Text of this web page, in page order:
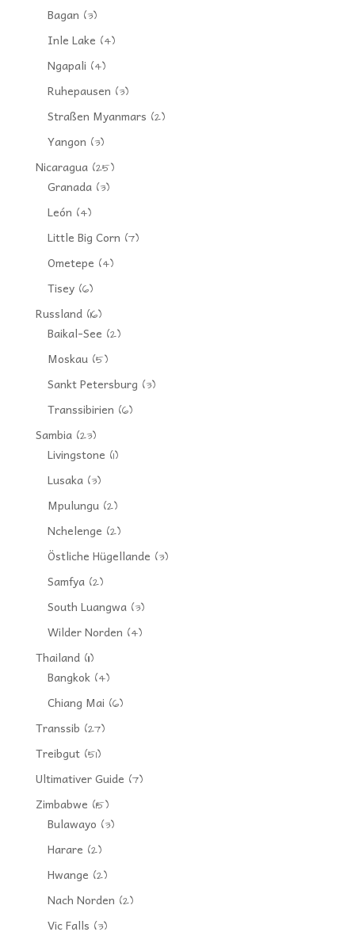
Bagan (3)
Inle Lake (4)
Ngapali (4)
Ruhepausen (3)
Straßen Myanmars (2)
Yangon (3)
Nicaragua(25)
Granada(3)
León (4)
Little Big Corn (7)
Ometepe (4)
Tisey(6)
Russland(16)
Baikal-See (2)
Moskau(5)
Sankt Petersburg (3)
Transsibirien (6)
Sambia(23)
Livingstone (1)
Lusaka(3)
Mpulungu(2)
Nchelenge (2)
Östliche Hügellande (3)
Samfya(2)
South Luangwa(3)
Wilder Norden (4)
Thailand(11)
Bangkok(4)
Chiang Mai (6)
Transsib (27)
Treibgut(51)
Ultimativer Guide (7)
Zimbabwe (15)
Bulawayo (3)
Harare (2)
Hwange (2)
Nach Norden (2)
Vic Falls (3)